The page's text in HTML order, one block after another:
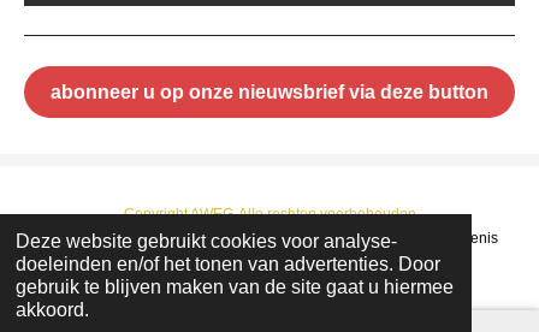
Deze website gebruikt cookies voor analyse-
doeleinden en/of het tonen van advertenties. Door
gebruik te blijven maken van de site gaat u hiermee
akkoord.
abonneer u op onze nieuwsbrief via deze button
Copyright AWEG-Alle rechten voorbehouden
© 2022 - 2026 AWEG : Arendonkse Werkgroep Erfgoed en Geschiedenis
Powered byJouwWeb